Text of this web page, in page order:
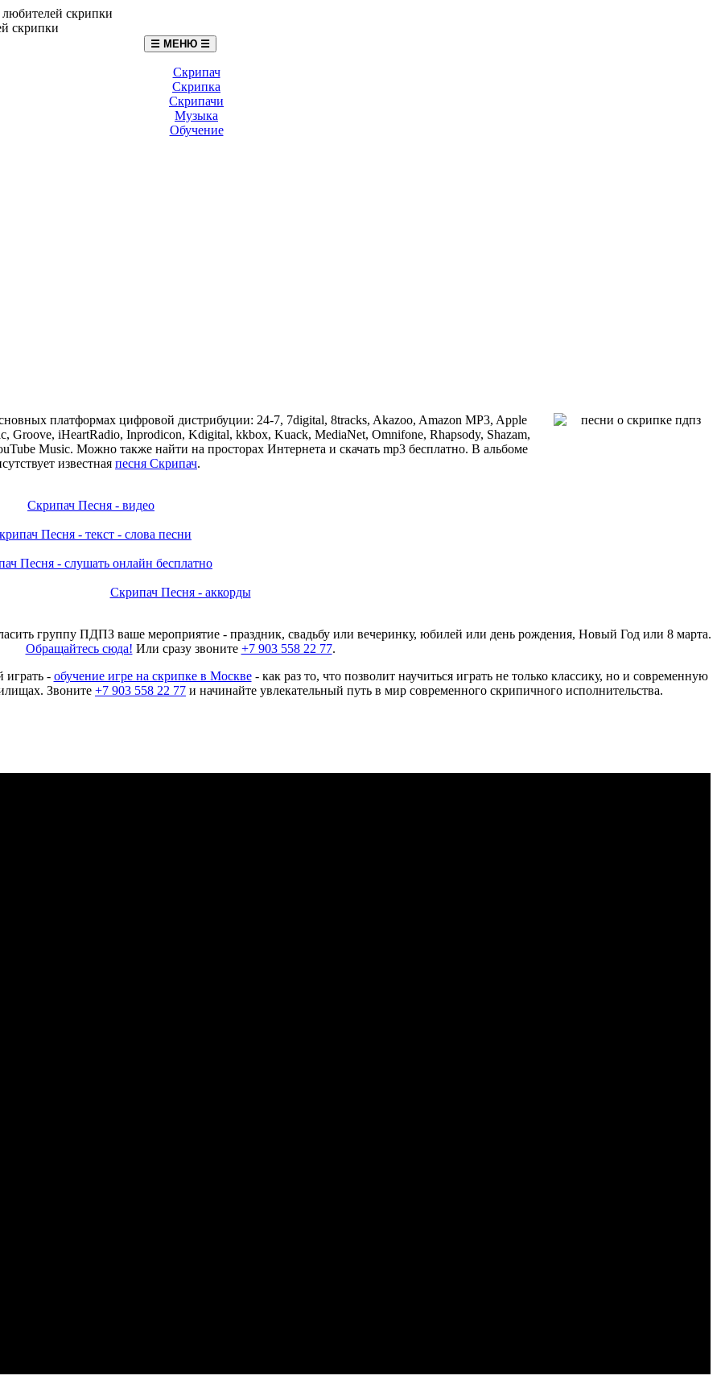
☰ МЕНЮ ☰
Скрипач
Скрипка
Скрипачи
Музыка
Обучение
платформах цифровой дистрибуции: 24-7, 7digital, 8tracks, Akazoo, Amazon MP3, Apple
Groove, iHeartRadio, Inprodicon, Kdigital, kkbox, Kuack, MediaNet, Omnifone, Rhapsody, Shazam,
Music. Можно также найти на просторах Интернета и скачать mp3 бесплатно. В альбоме
известная песня Скрипач.
Скрипач Песня - видео
Песня - текст - слова песни
Песня - слушать онлайн бесплатно
Скрипач Песня - аккорды
группу ПДПЗ ваше мероприятие - праздник, свадьбу или вечеринку, юбилей или день рождения, Новый Год или 8 марта.
Обращайтесь сюда! Или сразу звоните +7 903 558 22 77.
играть - обучение игре на скрипке в Москве- как раз то, что позволит научиться играть не только классику, но и современную
Звоните +7 903 558 22 77 и начинайте увлекательный путь в мир современного скрипичного исполнительства.